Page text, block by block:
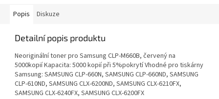
Popis Diskuze
Detailní popis produktu
Neoriginální toner pro Samsung CLP-M660B, červený na
5000kopií Kapacita: 5000 kopií při 5%pokrytí Vhodné pro tiskárny
Samsung: SAMSUNG CLP-660N, SAMSUNG CLP-660ND, SAMSUNG
CLP-610ND, SAMSUNG CLX-6200ND, SAMSUNG CLX-6210FX,
SAMSUNG CLX-6240FX, SAMSUNG CLX-6200FX